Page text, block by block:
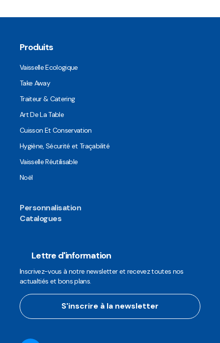
Produits
Vaisselle Ecologique
Take Away
Traiteur & Catering
Art De La Table
Cuisson Et Conservation
Hygiène, Sécurité et Traçabilité
Vaisselle Réutilisable
Noël
Personnalisation
Catalogues
Lettre d'information
Inscrivez-vous à notre newsletter et recevez toutes nos
actualtiés et bons plans.
S'inscrire à la newsletter